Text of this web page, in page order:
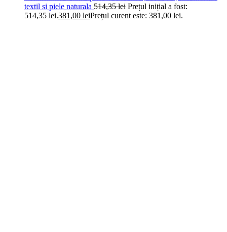
textil si piele naturala 514,35lei Prețul inițial a fost:
514,35 lei.381,00 leiPrețul curent este: 381,00 lei.